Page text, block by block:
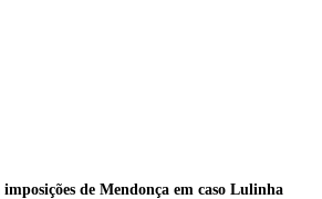
de Mendonça em caso Lulinha